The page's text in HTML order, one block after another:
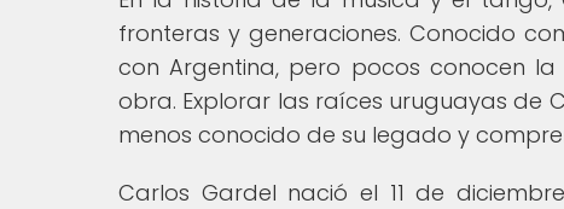
fronteras y generaciones. Conocido
con Argentina, pero pocos conocen
obra. Explorar las raíces uruguayas de
menos conocido de su legado y
Carlos Gardel nació el 11 de